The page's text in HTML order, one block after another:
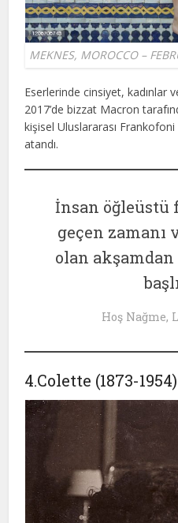
MEKNES, MOROCCO –
Eserlerinde cinsiyet, kadınlar
2017’de bizzat Macron
kişisel Uluslararası
atandı.
İnsan öğleüstü
geçen zamanı
olan
Hoş
4.Colette (1873-1954)